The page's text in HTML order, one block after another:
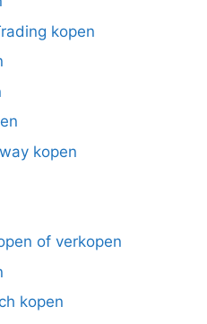
kopen
kopen
of verkopen
kopen